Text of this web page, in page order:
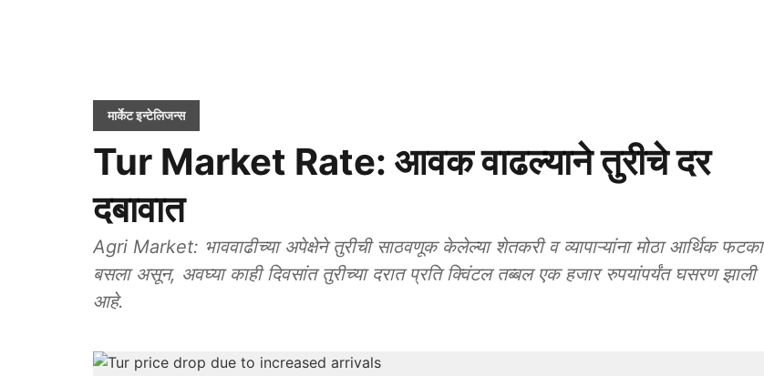
मार्केट इन्टेलिजन्स
Tur Market Rate: आवक वाढल्याने तुरीचे दर
दबावात
Agri Market: भाववाढीच्या अपेक्षेने तुरीची साठवणूक केलेल्या शेतकरी व व्यापाऱ्यांना मोठा आर्थिक फटका
बसला असून, अवघ्या काही दिवसांत तुरीच्या दरात प्रति क्विंटल तब्बल एक हजार रुपयांपर्यंत घसरण झाली
आहे.